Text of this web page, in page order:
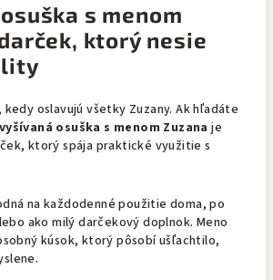
s menom
ktorý nesie
kedy oslavujú všetky Zuzany. Ak hľadáte
vyšívaná osuška s menom Zuzana je
ktorý spája praktické využitie s
na každodenné použitie doma, po
ako milý darčekový doplnok. Meno
kúsok, ktorý pôsobí ušľachtilo,